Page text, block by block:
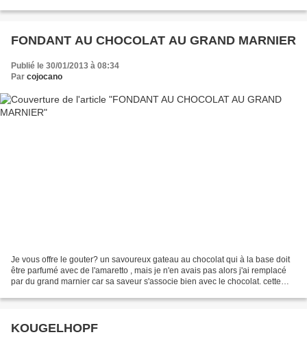
COURGETTES...
FONDANT AU CHOCOLAT AU GRAND MARNIER
Publié le 30/01/2013 à 08:34
Par cojocano
Je vous offre le gouter? un savoureux gateau au chocolat qui à la base doit
être parfumé avec de l'amaretto , mais je n'en avais pas alors j'ai remplacé
par du grand marnier car sa saveur s'associe bien avec le chocolat. cette
KOUGELHOPF